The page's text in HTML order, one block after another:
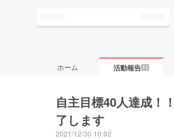
ホーム 活動報告 11
自主目標40人達成！
了します
2021/12/30 10:02